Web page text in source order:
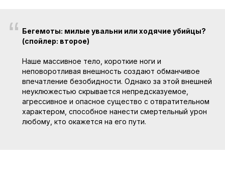
“ Бегемоты: милые увальни или ходячие убийцы?
(спойлер: второе)
Наше массивное тело, короткие ноги и
неповоротливая внешность создают обманчивое
впечатление безобидности. Однако за этой внешней
неуклюжестью скрывается непредсказуемое,
агрессивное и опасное существо с отвратительном
характером, способное нанести смертельный урон
любому, кто окажется на его пути.